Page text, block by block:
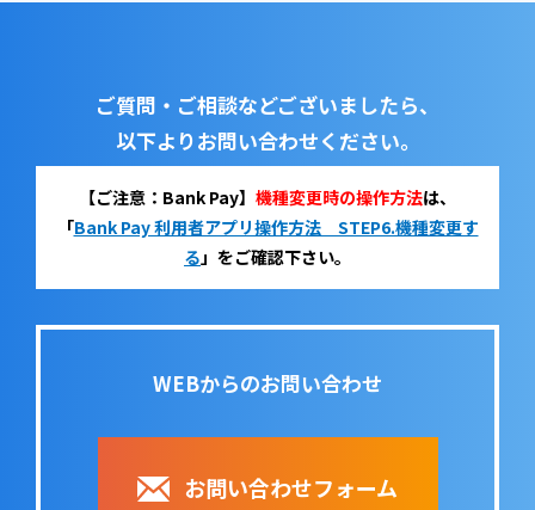
ご質問・ご相談などございましたら、
以下よりお問い合わせください。
【ご注意：Bank Pay】 機種変更時の操作方法は、
「Bank Pay 利用者アプリ操作方法 STEP6.機種変更す
る」をご確認下さい。
WEBからのお問い合わせ
お問い合わせフォーム